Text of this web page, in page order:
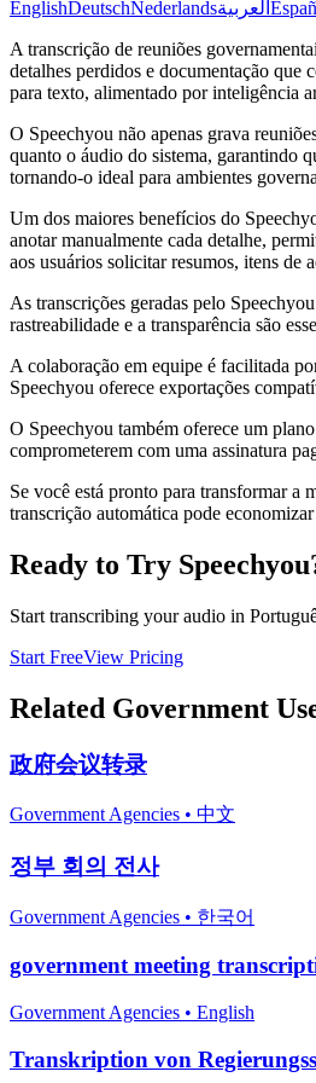
EnglishDeutschNederlandsالعربية
A transcrição de reuniões
detalhes perdidos e documentação que
para texto, alimentado por inteligência
O Speechyou não apenas grava
quanto o áudio do sistema, garantindo
tornando-o ideal para ambientes
Um dos maiores benefícios do
anotar manualmente cada detalhe,
aos usuários solicitar resumos, itens de
As transcrições geradas pelo
rastreabilidade e a transparência são
A colaboração em equipe é facilitada
Speechyou oferece exportações
O Speechyou também oferece um
comprometerem com uma assinatura
Se você está pronto para transformar a
transcrição automática pode
Ready to Try
Start transcribing your audio in
Start FreeView Pricing
Related Government
政府会议转录
Government Agencies • 中文
정부 회의 전사
Government Agencies • 한국어
government meeting
Government Agencies • English
Transkription von